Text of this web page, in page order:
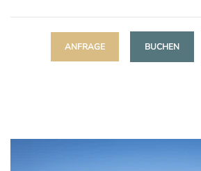
ANFRAGE BUCHEN